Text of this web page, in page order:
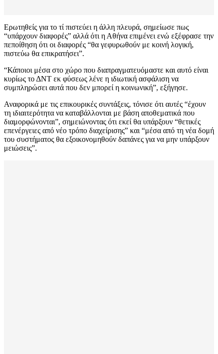
Ερωτηθείς για το τί πιστεύει η άλλη πλευρά, σημείωσε πως
“υπάρχουν διαφορές” αλλά ότι η Αθήνα επιμένει ενώ εξέφρασε την
πεποίθηση ότι οι διαφορές “θα γεφυρωθούν με κοινή λογική,
πιστεύω θα επικρατήσει”.
“Κάποιοι μέσα στο χώρο που διαπραγματευόμαστε και αυτό είναι
κυρίως το ΔΝΤ εκ φύσεως λένε η ιδιωτική ασφάλιση να
συμπληρώσει αυτά που δεν μπορεί η κοινωνική”, εξήγησε.
Αναφορικά με τις επικουρικές συντάξεις, τόνισε ότι αυτές “έχουν
τη ιδιαιτερότητα να καταβάλλονται με βάση αποθεματικά που
διαμορφώνονται”, σημειώνοντας ότι εκεί θα υπάρξουν “θετικές
επενέργειες από νέο τρόπο διαχείρισης” και “μέσα από τη νέα δομή
του συστήματος θα εξοικονομηθούν δαπάνες για να μην υπάρξουν
μειώσεις”.